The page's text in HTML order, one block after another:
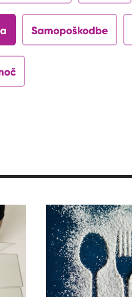
Samopoškodbe